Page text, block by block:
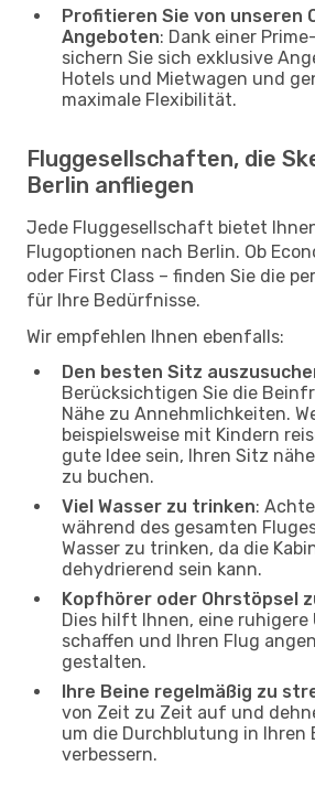
Profitieren Sie von unseren
Angeboten: Dank einer
sichern Sie sich exklusive
Hotels und Mietwagen und
maximale Flexibilität.
Fluggesellschaften, die
Berlin anfliegen
Jede Fluggesellschaft bietet
Flugoptionen nach Berlin. Ob
oder First Class – finden Sie die
für Ihre Bedürfnisse.
Wir empfehlen Ihnen ebenfalls:
Den besten Sitz
Berücksichtigen Sie die
Nähe zu Annehmlichkeiten.
beispielsweise mit Kindern
gute Idee sein, Ihren Sitz
zu buchen.
Viel Wasser zu trinken:
während des gesamten
Wasser zu trinken, da die
dehydrierend sein kann.
Kopfhörer oder Ohrstöpsel
Dies hilft Ihnen, eine ruhigere
schaffen und Ihren Flug
gestalten.
Ihre Beine regelmäßig zu
von Zeit zu Zeit auf und
um die Durchblutung in Ihren
verbessern.